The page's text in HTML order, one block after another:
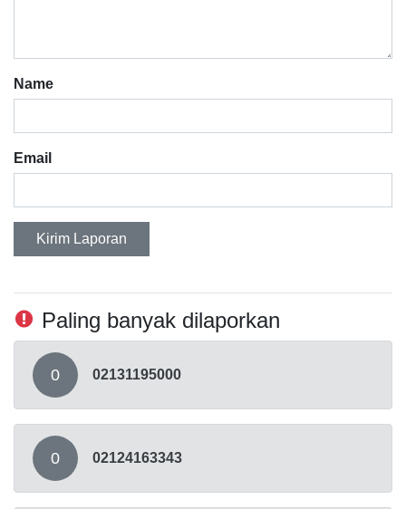
Name
Email
Kirim Laporan
Paling banyak dilaporkan
0 02131195000
0 02124163343